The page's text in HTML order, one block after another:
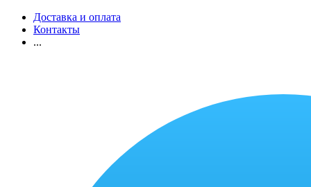
Доставка и оплата
Контакты
...